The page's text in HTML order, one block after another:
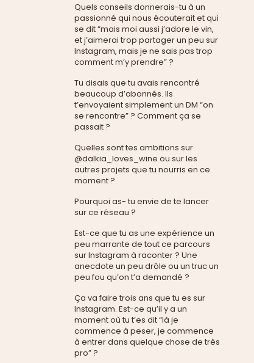
Quels conseils donnerais-tu à un
passionné qui nous écouterait et qui
se dit “mais moi aussi j’adore le vin,
et j’aimerai trop partager un peu sur
Instagram, mais je ne sais pas trop
comment m’y prendre” ?
Tu disais que tu avais rencontré
beaucoup d’abonnés. Ils
t’envoyaient simplement un DM “on
se rencontre” ? Comment ça se
passait ?
Quelles sont tes ambitions sur
@dalkia_loves_wine ou sur les
autres projets que tu nourris en ce
moment ?
Pourquoi as- tu envie de te lancer
sur ce réseau ?
Est-ce que tu as une expérience un
peu marrante de tout ce parcours
sur Instagram à raconter ? Une
anecdote un peu drôle ou un truc un
peu fou qu’on t’a demandé ?
Ça va faire trois ans que tu es sur
Instagram. Est-ce qu’il y a un
moment où tu t’es dit “là je
commence à peser, je commence
à entrer dans quelque chose de très
pro” ?